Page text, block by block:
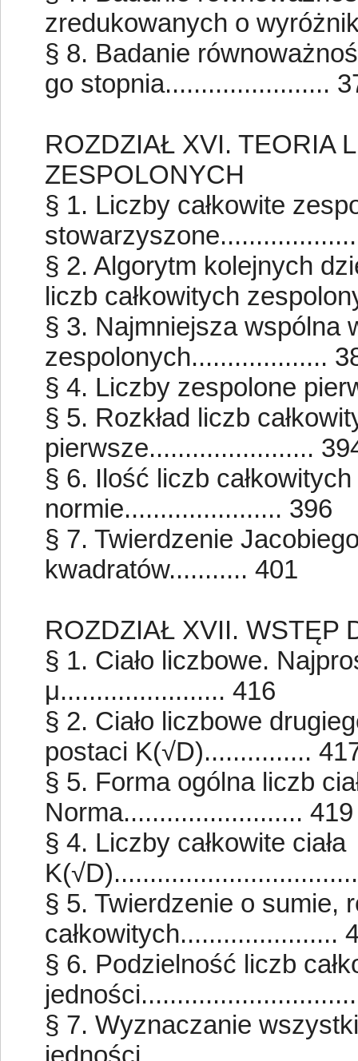
zredukowanych o
§ 8. Badanie
go stopnia.......................
ROZDZIAŁ XVI. TEORIA
ZESPOLONYCH
§ 1. Liczby całkowite
§ 2. Algorytm kolejnych
liczb całkowitych
§ 3. Najmniejsza wspólna
zespolonych...................
§ 4. Liczby zespolone
§ 5. Rozkład liczb
pierwsze.......................
§ 6. Ilość liczb
normie...................... 396
§ 7. Twierdzenie
kwadratów........... 401
ROZDZIAŁ XVII. WSTĘP
§ 1. Ciało liczbowe.
μ....................... 416
§ 2. Ciało liczbowe
postaci K(√D)...............
§ 5. Forma ogólna liczb
Norma......................... 419
§ 4. Liczby całkowite ciała
§ 5. Twierdzenie o sumie,
całkowitych......................
§ 6. Podzielność liczb
§ 7. Wyznaczanie